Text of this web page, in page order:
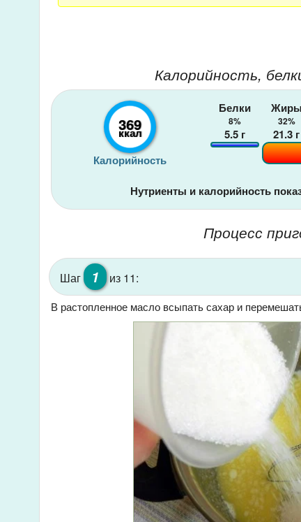
Калорийность,
369
ккал
Калорийность
Белки
8%
5.5 г
Жиры
32%
21.3 г
Нутриенты и калорийность
Процесс
Шаг 1 из 11:
В растопленное масло всыпать сахар и